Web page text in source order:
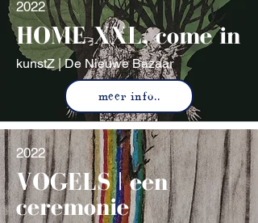
2022
HOME XXL, come in
kunstZ | De Nieuwe Bazaar
meer info..
2022
VOGELS | een
ceremonie